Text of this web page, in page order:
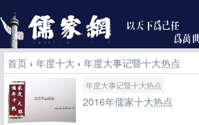
首页 › 年度十大 › 年度大事记暨十大热点
年度大事记暨十大热点
2016年儒家十大热点